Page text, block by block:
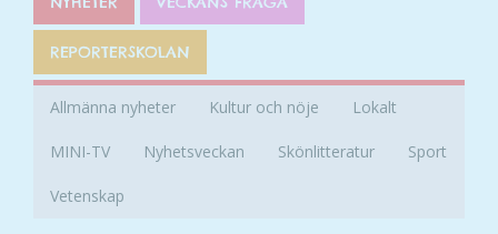
REPORTERSKOLAN
Allmänna nyheter Kultur och nöje Lokalt
MINI-TV Nyhetsveckan Skönlitteratur Sport
Vetenskap